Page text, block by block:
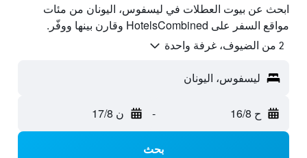
ابحث عن بيوت العطلات في ليسفوس، اليونان من مئات
مواقع السفر على HotelsCombined وقارن بينها ووفّر.
2 من الضيوف، غرفة واحدة
ليسفوس، اليونان
ح 16/8 - ن 17/8
بحث